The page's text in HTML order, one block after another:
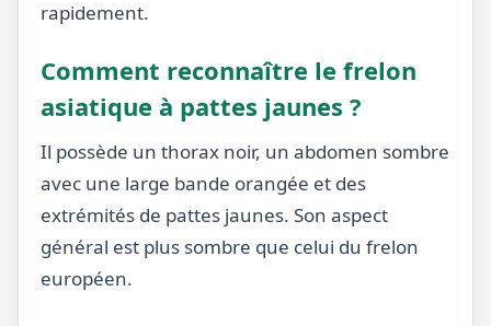
rapidement.
Comment reconnaître le frelon
asiatique à pattes jaunes ?
Il possède un thorax noir, un abdomen sombre
avec une large bande orangée et des
extrémités de pattes jaunes. Son aspect
général est plus sombre que celui du frelon
européen.